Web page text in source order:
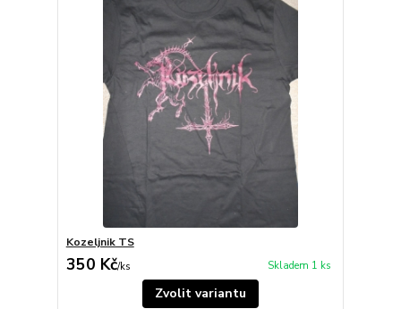
Kozeljnik TS
350 Kč/ks Skladem 1 ks
Zvolit variantu